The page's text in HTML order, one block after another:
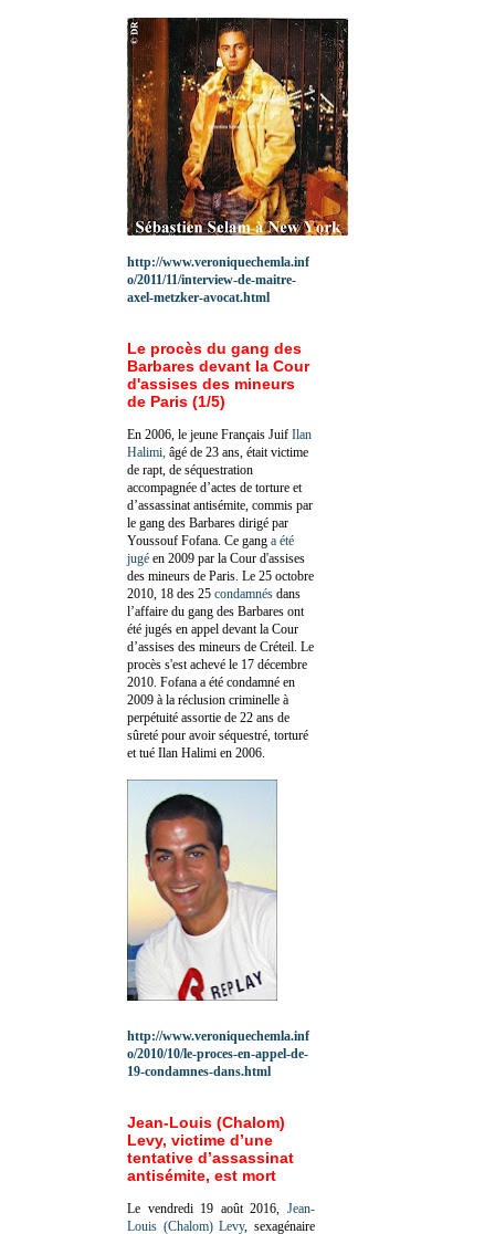
http://www.veroniquechemla.inf
o/2011/11/interview-de-maitre-
axel-metzker-avocat.html
Le procès du gang des
Barbares devant la Cour
d'assises des mineurs
de Paris (1/5)
En 2006, le jeune Français Juif Ilan
Halimi, âgé de 23 ans, était victime
de rapt, de séquestration
accompagnée d’actes de torture et
d’assassinat antisémite, commis par
le gang des Barbares dirigé par
Youssouf Fofana. Ce gang a été
jugé en 2009 par la Cour d'assises
des mineurs de Paris. Le 25 octobre
2010, 18 des 25 condamnés dans
l’affaire du gang des Barbares ont
été jugés en appel devant la Cour
d’assises des mineurs de Créteil. Le
procès s'est achevé le 17 décembre
2010. Fofana a été condamné en
2009 à la réclusion criminelle à
perpétuité assortie de 22 ans de
sûreté pour avoir séquestré, torturé
et tué Ilan Halimi en 2006.
http://www.veroniquechemla.inf
o/2010/10/le-proces-en-appel-de-
19-condamnes-dans.html
Jean-Louis (Chalom)
Levy, victime d’une
tentative d’assassinat
antisémite, est mort
Le vendredi 19 août 2016, Jean-
Louis (Chalom) Levy, sexagénaire